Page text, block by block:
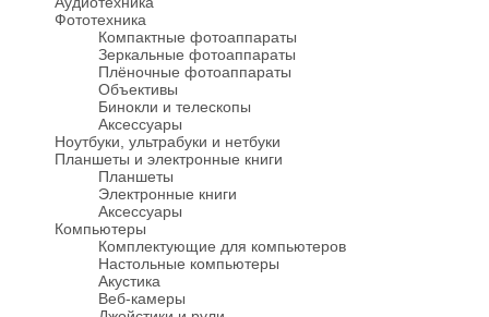
Фототехника
Компактные фотоаппараты
Зеркальные фотоаппараты
Плёночные фотоаппараты
Объективы
Бинокли и телескопы
Аксессуары
Ноутбуки, ультрабуки и нетбуки
Планшеты и электронные книги
Планшеты
Электронные книги
Аксессуары
Компьютеры
Комплектующие для компьютеров
Настольные компьютеры
Акустика
Веб-камеры